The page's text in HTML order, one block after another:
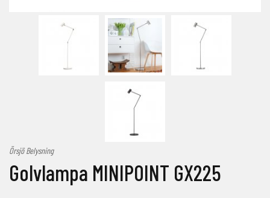
Örsjö Belysning
Golvlampa MINIPOINT GX225